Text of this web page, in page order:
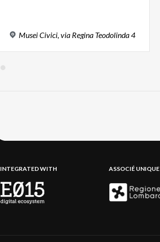
MuseiCivici,via Regina Teodolinda4
INTEGRATED WITH ASSOCIÉ UNIQUE